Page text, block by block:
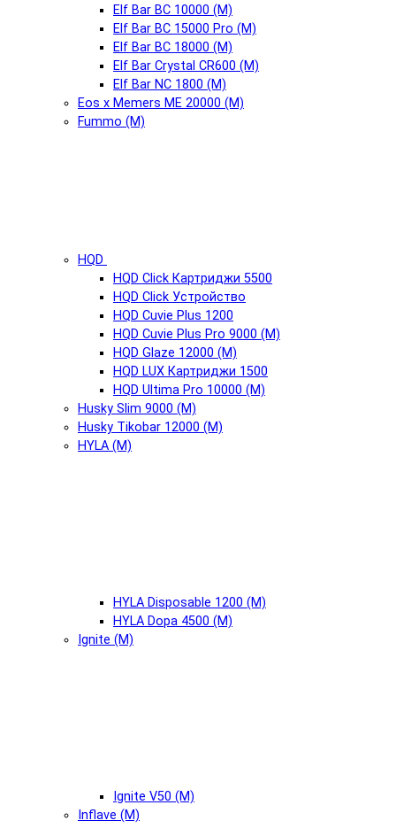
Elf Bar BC 10000 (М)
Elf Bar BC 15000 Pro (М)
Elf Bar BC 18000 (М)
Elf Bar Crystal CR600 (М)
Elf Bar NC 1800 (М)
Eos x Memers ME 20000 (М)
Fummo (М)
HQD
HQD Click Картриджи 5500
HQD Click Устройство
HQD Cuvie Plus 1200
HQD Cuvie Plus Pro 9000 (М)
HQD Glaze 12000 (М)
HQD LUX Картриджи 1500
HQD Ultima Pro 10000 (М)
Husky Slim 9000 (М)
Husky Tikobar 12000 (М)
HYLA (М)
HYLA Disposable 1200 (М)
HYLA Dopa 4500 (М)
Ignite (М)
Ignite V50 (М)
Inflave (М)